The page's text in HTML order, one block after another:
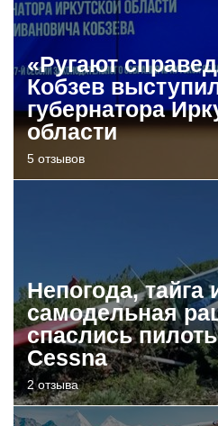
«Ругают
Кобзев
губернатора
области
5 отзывов
Непогода, тайга
самодельная
спаслись
Cessna
2 отзыва